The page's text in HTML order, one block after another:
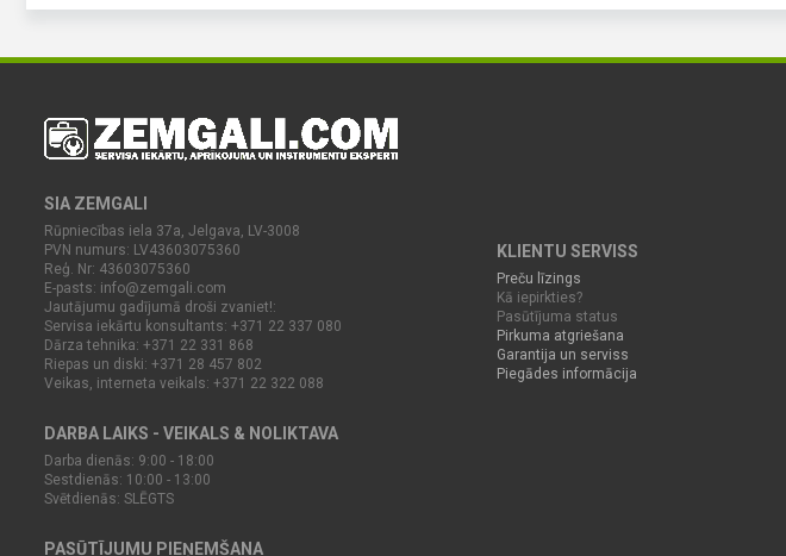
SIA ZEMGALI
Rūpniecības iela 37a, Jelgava, LV-3008
PVN numurs: LV43603075360
Reģ. Nr: 43603075360
E-pasts: info@zemgali.com
Jautājumu gadījumā droši zvaniet!:
Servisa iekārtu konsultants: +371 22 337 080
Dārza tehnika: +371 22 331 868
Riepas un diski: +371 28 457 802
Veikas, interneta veikals: +371 22 322 088
DARBA LAIKS - VEIKALS & NOLIKTAVA
Darba dienās: 9:00 - 18:00
Sestdienās: 10:00 - 13:00
Svētdienās: SLĒGTS
PASŪTĪJUMU PIEŅEMŠANA
KLIENTU SERVISS
Preču līzings
Kā iepirkties?
Pasūtījuma status
Pirkuma atgriešana
Garantija un serviss
Piegādes informācija